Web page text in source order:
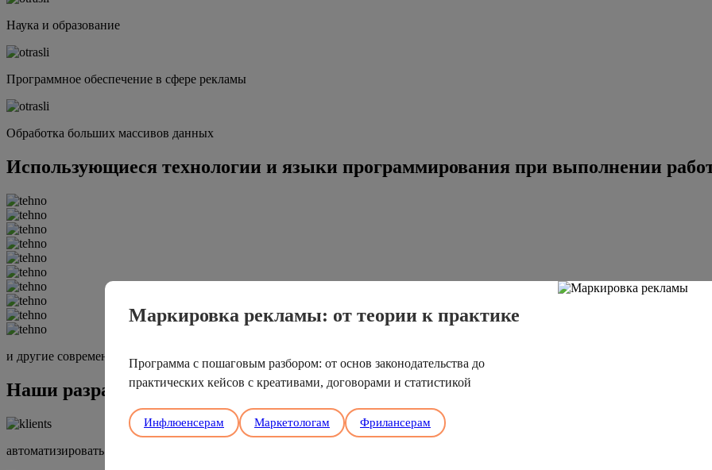
Наука и образование
Программное обеспечение в сфере рекламы
Обработка больших массивов данных
Использующиеся технологии и языки программирования при выполнении
и другие современные средства
Наши разработки помогли клиентам
автоматизировать заведение рекламных кампаний
Маркировка рекламы: от теории к практике
Программа с пошаговым разбором: от основ законодательства до
практических кейсов с креативами, договорами и статистикой
Инфлюенсерам Маркетологам Фрилансерам